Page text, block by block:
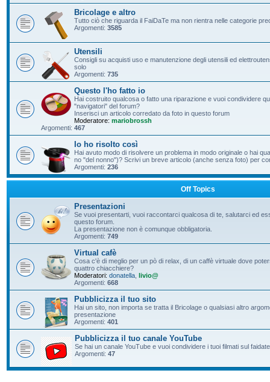
Bricolage e altro
Tutto ciò che riguarda il FaiDaTe ma non rientra nelle categorie
Argomenti: 3585
Utensili
Consigli su acquisti uso e manutenzione degli utensili ed
solo
Argomenti: 735
Questo l'ho fatto io
Hai costruito qualcosa o fatto una riparazione e vuoi condividere
"navigatori" del forum?
Inserisci un articolo corredato da foto in questo forum
Moderatore: mariobrossh
Argomenti: 467
Io ho risolto così
Hai avuto modo di risolvere un problema in modo originale o hai
no "del nonno")? Scrivi un breve articolo (anche senza foto) per
Argomenti: 236
Off Topics
Presentazioni
Se vuoi presentarti, vuoi raccontarci qualcosa di te, salutarci ed
questo forum.
La presentazione non è comunque obbligatoria.
Argomenti: 749
Virtual cafè
Cosa c'è di meglio per un pò di relax, di un caffè virtuale dove
quattro chiacchiere?
Moderatori: donatella livio@
Argomenti: 668
Pubblicizza il tuo sito
Hai un sito, non importa se tratta il Bricolage o qualsiasi altro
presentazione
Argomenti: 401
Pubblicizza il tuo canale YouTube
Se hai un canale YouTube e vuoi condividere i tuoi filmati sul
Argomenti: 47